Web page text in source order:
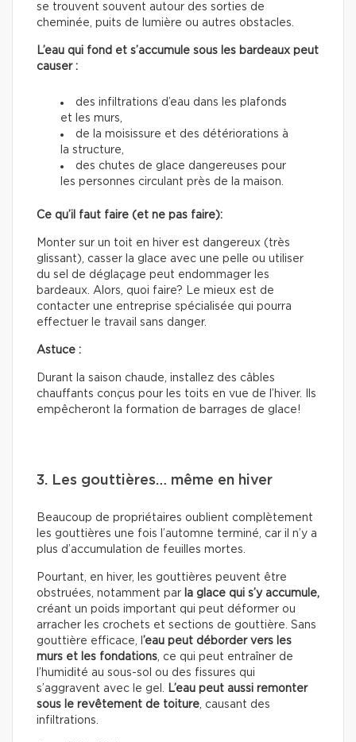
se trouvent souvent autour des sorties de
cheminée, puits de lumière ou autres obstacles.
L’eau qui fond et s’accumule sous les bardeaux peut
causer :
des infiltrations d’eau dans les plafonds
et les murs,
de la moisissure et des détériorations à
la structure,
des chutes de glace dangereuses pour
les personnes circulant près de la maison.
Ce qu’il faut faire (et ne pas faire):
Monter sur un toit en hiver est dangereux (très
glissant), casser la glace avec une pelle ou utiliser
du sel de déglaçage peut endommager les
bardeaux. Alors, quoi faire? Le mieux est de
contacter une entreprise spécialisée qui pourra
effectuer le travail sans danger.
Astuce :
Durant la saison chaude, installez des câbles
chauffants conçus pour les toits en vue de l’hiver. Ils
empêcheront la formation de barrages de glace!
3. Les gouttières… même en hiver
Beaucoup de propriétaires oublient complètement
les gouttières une fois l’automne terminé, car il n’y a
plus d’accumulation de feuilles mortes.
Pourtant, en hiver, les gouttières peuvent être
obstruées, notamment par la glace qui s’y accumule,
créant un poids important qui peut déformer ou
arracher les crochets et sections de gouttière. Sans
gouttière efficace, l ’eau peut déborder vers les
murs et les fondations, ce qui peut entraîner de
l’humidité au sous-sol ou des fissures qui
s’aggravent avec le gel. L’eau peut aussi remonter
sous le revêtement de toiture, causant des
infiltrations.